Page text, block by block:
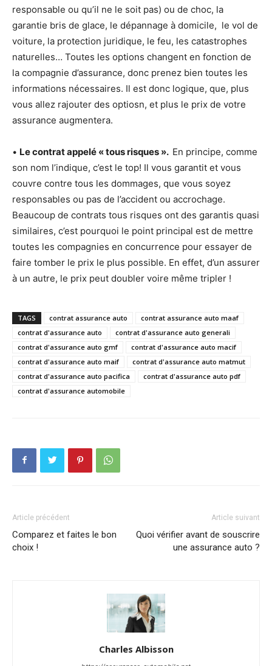
responsable ou qu’il ne le soit pas) ou de choc, la
garantie bris de glace, le dépannage à domicile, le vol de
voiture, la protection juridique, le feu, les catastrophes
naturelles… Toutes les options changent en fonction de
la compagnie d’assurance, donc prenez bien toutes les
informations nécessaires. Il est donc logique, que, plus
vous allez rajouter des optiosn, et plus le prix de votre
assurance augmentera.
• Le contrat appelé « tous risques ». En principe, comme
son nom l’indique, c’est le top! Il vous garantit et vous
couvre contre tous les dommages, que vous soyez
responsables ou pas de l’accident ou accrochage.
Beaucoup de contrats tous risques ont des garantis quasi
similaires, c’est pourquoi le point principal est de mettre
toutes les compagnies en concurrence pour essayer de
faire tomber le prix le plus possible. En effet, d’un assurer
à un autre, le prix peut doubler voire même tripler !
TAGS contrat assurance auto
contrat assurance auto maaf
contrat d'assurance auto
contrat d'assurance auto generali
contrat d'assurance auto gmf
contrat d'assurance auto macif
contrat d'assurance auto maif
contrat d'assurance auto matmut
contrat d'assurance auto pacifica
contrat d'assurance auto pdf
contrat d'assurance automobile
Article précédent
Comparez et faites le bon
choix !
Article suivant
Quoi vérifier avant de souscrire
une assurance auto ?
Charles Albisson